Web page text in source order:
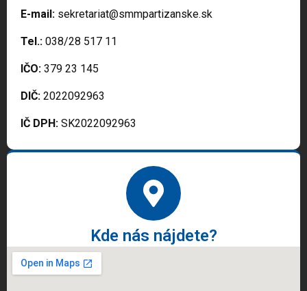
E-mail: sekretariat@smmpartizanske.sk
Tel.: 038/28 517 11
IČO: 379 23 145
DIČ: 2022092963
IČ DPH: SK2022092963
Kde nás nájdete?